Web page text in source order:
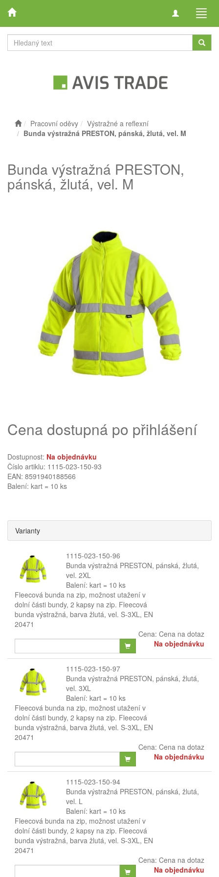
Toggle
Pracovní oděvy
Výstražné a reflexní
Bunda výstražná PRESTON, pánská, žlutá, vel. M
Bunda výstražná PRESTON,
pánská, žlutá, vel. M
Cena dostupná po přihlášení
Dostupnost: Na objednávku
Číslo artiklu: 1115-023-150-93
EAN: 8591940188566
Balení: kart = 10 ks
Varianty
1115-023-150-96
Bunda výstražná PRESTON, pánská, žlutá,
vel. 2XL
Balení: kart = 10 ks
Fleecová bunda na zip, možnost utažení v
dolní části bundy, 2 kapsy na zip. Fleecová
bunda výstražná, barva žlutá, vel. S-3XL, EN
20471
Cena: Cena na dotaz
Na objednávku
1115-023-150-97
Bunda výstražná PRESTON, pánská, žlutá,
vel. 3XL
Balení: kart = 10 ks
Fleecová bunda na zip, možnost utažení v
dolní části bundy, 2 kapsy na zip. Fleecová
bunda výstražná, barva žlutá, vel. S-3XL, EN
20471
Cena: Cena na dotaz
Na objednávku
1115-023-150-94
Bunda výstražná PRESTON, pánská, žlutá,
vel. L
Balení: kart = 10 ks
Fleecová bunda na zip, možnost utažení v
dolní části bundy, 2 kapsy na zip. Fleecová
bunda výstražná, barva žlutá, vel. S-3XL, EN
20471
Cena: Cena na dotaz
Na objednávku